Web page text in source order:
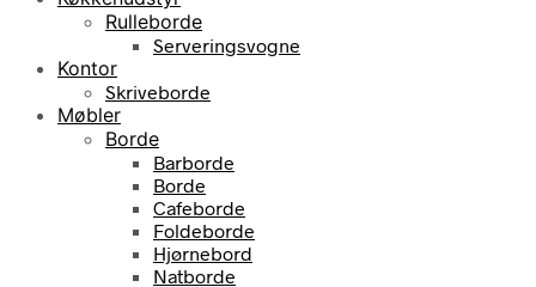
Rulleborde
Serveringsvogne
Kontor
Skriveborde
Møbler
Borde
Barborde
Borde
Cafeborde
Foldeborde
Hjørnebord
Natborde